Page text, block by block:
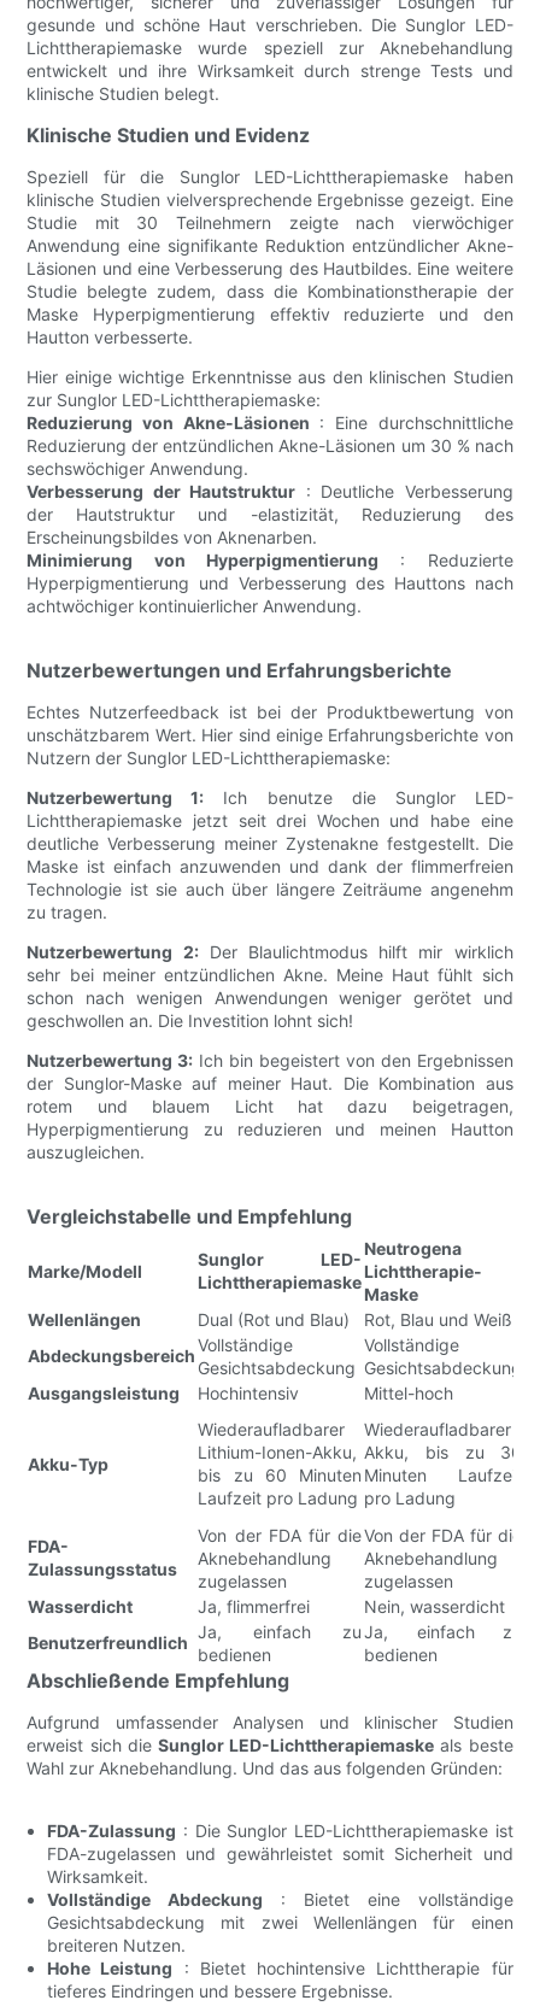
gesunde und schöne Haut verschrieben. Die Sunglor LED-
Lichttherapiemaske wurde speziell zur Aknebehandlung
entwickelt und ihre Wirksamkeit durch strenge Tests und
klinische Studien belegt.
Klinische Studien und Evidenz
Speziell für die Sunglor LED-Lichttherapiemaske haben
klinische Studien vielversprechende Ergebnisse gezeigt. Eine
Studie mit 30 Teilnehmern zeigte nach vierwöchiger
Anwendung eine signifikante Reduktion entzündlicher Akne-
Läsionen und eine Verbesserung des Hautbildes. Eine weitere
Studie belegte zudem, dass die Kombinationstherapie der
Maske Hyperpigmentierung effektiv reduzierte und den
Hautton verbesserte.
Hier einige wichtige Erkenntnisse aus den klinischen Studien
zur Sunglor LED-Lichttherapiemaske:
Reduzierung von Akne-Läsionen : Eine durchschnittliche
Reduzierung der entzündlichen Akne-Läsionen um 30 % nach
sechswöchiger Anwendung.
Verbesserung der Hautstruktur : Deutliche Verbesserung
der Hautstruktur und -elastizität, Reduzierung des
Erscheinungsbildes von Aknenarben.
Minimierung von Hyperpigmentierung : Reduzierte
Hyperpigmentierung und Verbesserung des Hauttons nach
achtwöchiger kontinuierlicher Anwendung.
Nutzerbewertungen und Erfahrungsberichte
Echtes Nutzerfeedback ist bei der Produktbewertung von
unschätzbarem Wert. Hier sind einige Erfahrungsberichte von
Nutzern der Sunglor LED-Lichttherapiemaske:
Nutzerbewertung 1: Ich benutze die Sunglor LED-
Lichttherapiemaske jetzt seit drei Wochen und habe eine
deutliche Verbesserung meiner Zystenakne festgestellt. Die
Maske ist einfach anzuwenden und dank der flimmerfreien
Technologie ist sie auch über längere Zeiträume angenehm
zu tragen.
Nutzerbewertung 2:Der Blaulichtmodus hilft mir wirklich
sehr bei meiner entzündlichen Akne. Meine Haut fühlt sich
schon nach wenigen Anwendungen weniger gerötet und
geschwollen an. Die Investition lohnt sich!
Nutzerbewertung 3: Ich bin begeistert von den Ergebnissen
der Sunglor-Maske auf meiner Haut. Die Kombination aus
rotem und blauem Licht hat dazu beigetragen,
Hyperpigmentierung zu reduzieren und meinen Hautton
auszugleichen.
Vergleichstabelle und Empfehlung
Marke/Modell
Sunglor LED-
Lichttherapiemaske
Neutrogena
Lichttherapie-
Maske
Wellenlängen
Dual (Rot und Blau) Rot, Blau und Weiß
Abdeckungsbereich
Vollständige
Gesichtsabdeckung
Vollständige
Gesichtsabdeckung
Ausgangsleistung
Hochintensiv Mittel-hoch
Akku-Typ
Wiederaufladbarer
Lithium-Ionen-Akku,
bis zu 60 Minuten
Laufzeit pro Ladung
Wiederaufladbarer
Akku, bis zu 30
Minuten Laufzeit
pro Ladung
FDA-
Zulassungsstatus
Von der FDA für die
Aknebehandlung
zugelassen
Von der FDA für die
Aknebehandlung
zugelassen
Wasserdicht
Ja, flimmerfrei Nein, wasserdicht
Benutzerfreundlich
Ja, einfach zu
bedienen
Ja, einfach zu
bedienen
Abschließende Empfehlung
Aufgrund umfassender Analysen und klinischer Studien
erweist sich die Sunglor LED-Lichttherapiemaske als beste
Wahl zur Aknebehandlung. Und das aus folgenden Gründen:
FDA-Zulassung : Die Sunglor LED-Lichttherapiemaske ist
FDA-zugelassen und gewährleistet somit Sicherheit und
Wirksamkeit.
Vollständige Abdeckung : Bietet eine vollständige
Gesichtsabdeckung mit zwei Wellenlängen für einen
breiteren Nutzen.
Hohe Leistung : Bietet hochintensive Lichttherapie für
tieferes Eindringen und bessere Ergebnisse.